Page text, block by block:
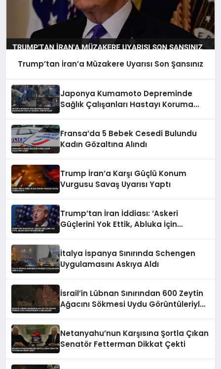
Trump’tan İran’a Müzakere Uyarısı Son Şansınız
Japonya Kumamoto Depreminde
Sağlık Çalışanları Hastayı Koruma
Fransa’da 5 Bebek Cesedi Bulundu
Kadın Gözaltına Alındı
Trump İran’a Karşı Güçlü Konum
Vurgusu Savaş Uyarısı Yaptı
Trump’tan İran İddiası: ‘Askeri
Güçlerini Yok Ettik, Abluka İçin
İtalya İspanya Sınırında Schengen
Uygulamasını Askıya Aldı
İsrail’in Lübnan Sınırından 600 Zeytin
Ağacını Sökmesi Uydu Görüntüleriyle
Netanyahu’nun Karşısına Şortla Çıkan
Senatör Fetterman Dikkat Çekti